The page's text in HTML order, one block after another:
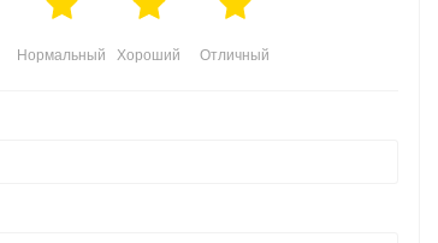
Отличный
Хороший
Нормальный